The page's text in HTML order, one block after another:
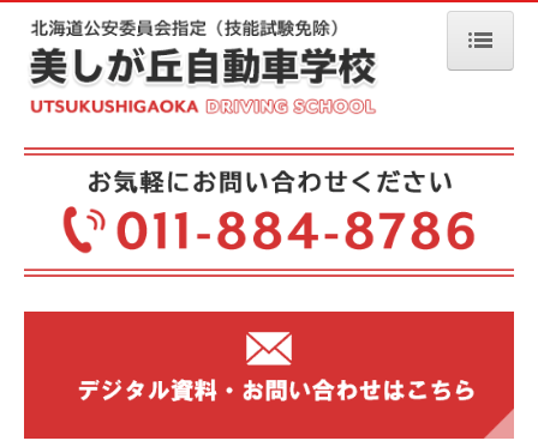
ホーム
お知らせ
キャンペーン
ファイターズを応援！
大学生協説明会